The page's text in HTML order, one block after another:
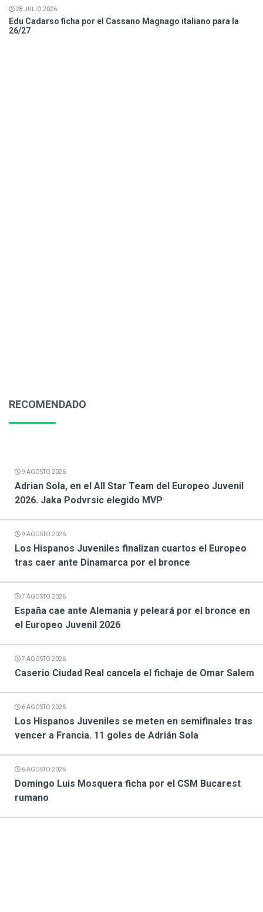
28 JULIO 2026
Edu Cadarso ficha por el Cassano Magnago italiano para la
26/27
RECOMENDADO
9 AGOSTO 2026
Adrian Sola, en el All Star Team del Europeo Juvenil
2026. Jaka Podvrsic elegido MVP
9 AGOSTO 2026
Los Hispanos Juveniles finalizan cuartos el Europeo
tras caer ante Dinamarca por el bronce
7 AGOSTO 2026
España cae ante Alemania y peleará por el bronce en
el Europeo Juvenil 2026
7 AGOSTO 2026
Caserio Ciudad Real cancela el fichaje de Omar Salem
6 AGOSTO 2026
Los Hispanos Juveniles se meten en semifinales tras
vencer a Francia. 11 goles de Adrián Sola
6 AGOSTO 2026
Domingo Luis Mosquera ficha por el CSM Bucarest
rumano